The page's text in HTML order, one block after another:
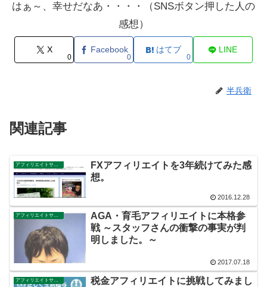
はぁ～、幸せだなあ・・・・（SNSボタン押した人の
感想）
X
0
Facebook
0
はてブ
0
LINE
半兵衛
関連記事
アフィリエイトサイト公開
FXアフィリエイトを3年続けてみた感
想。
2016.12.28
アフィリエイトサイト公開
AGA・育毛アフィリエイトに本格参
戦 ～スタッフさんの衝撃の事実が判
明しました。～
2017.07.18
アフィリエイトサイト公開
税金アフィリエイトに挑戦してみまし